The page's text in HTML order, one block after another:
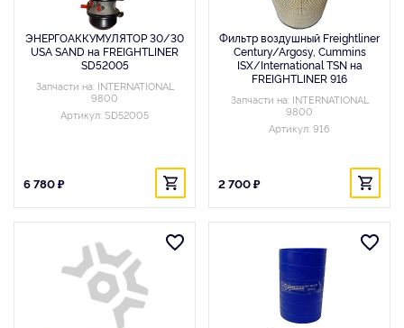
ЭНЕРГОАККУМУЛЯТОР 30/30
USA SAND на FREIGHTLINER
SD52005
Запчасти на: INTERNATIONAL
9800
Артикул: SD52005
6 780 ₽
Фильтр воздушный Freightliner
Century/Argosy, Cummins
ISX/International TSN на
FREIGHTLINER 916
Запчасти на: INTERNATIONAL
9800
Артикул: 916
2 700 ₽